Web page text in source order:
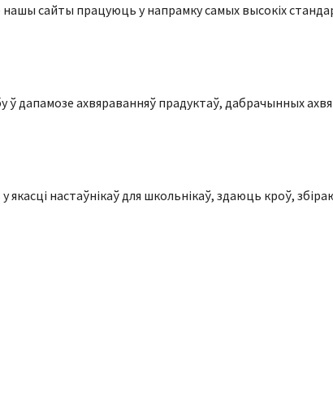
нашы сайты працуюць у напрамку самых высокіх
дапамозе ахвяраванняў прадуктаў, дабрачынных
настаўнікаў для школьнікаў, здаюць кроў,